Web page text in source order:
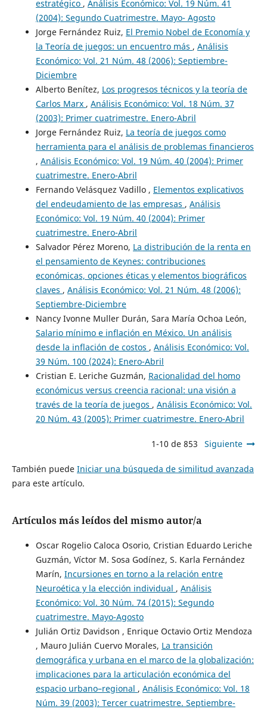
estratégico , Análisis Económico: Vol. 19 Núm. 41
(2004): Segundo Cuatrimestre. Mayo- Agosto
Jorge Fernández Ruiz, El Premio Nobel de Economía y
la Teoría de juegos: un encuentro más , Análisis
Económico: Vol. 21 Núm. 48 (2006): Septiembre-
Diciembre
Alberto Benítez, Los progresos técnicos y la teoría de
Carlos Marx , Análisis Económico: Vol. 18 Núm. 37
(2003): Primer cuatrimestre. Enero-Abril
Jorge Fernández Ruiz, La teoría de juegos como
herramienta para el análisis de problemas financieros
, Análisis Económico: Vol. 19 Núm. 40 (2004): Primer
cuatrimestre. Enero-Abril
Fernando Velásquez Vadillo , Elementos explicativos
del endeudamiento de las empresas , Análisis
Económico: Vol. 19 Núm. 40 (2004): Primer
cuatrimestre. Enero-Abril
Salvador Pérez Moreno, La distribución de la renta en
el pensamiento de Keynes: contribuciones
económicas, opciones éticas y elementos biográficos
claves , Análisis Económico: Vol. 21 Núm. 48 (2006):
Septiembre-Diciembre
Nancy Ivonne Muller Durán, Sara María Ochoa León,
Salario mínimo e inflación en México. Un análisis
desde la inflación de costos , Análisis Económico: Vol.
39 Núm. 100 (2024): Enero-Abril
Cristian E. Leriche Guzmán, Racionalidad del homo
económicus versus creencia racional: una visión a
través de la teoría de juegos , Análisis Económico: Vol.
20 Núm. 43 (2005): Primer cuatrimestre. Enero-Abril
1-10 de 853 Siguiente
También puede Iniciar una búsqueda de similitud avanzada
para este artículo.
Artículos más leídos del mismo autor/a
Oscar Rogelio Caloca Osorio, Cristian Eduardo Leriche
Guzmán, Víctor M. Sosa Godínez, S. Karla Fernández
Marín, Incursiones en torno a la relación entre
Neuroética y la elección individual , Análisis
Económico: Vol. 30 Núm. 74 (2015): Segundo
cuatrimestre. Mayo-Agosto
Julián Ortiz Davidson , Enrique Octavio Ortiz Mendoza
, Mauro Julián Cuervo Morales, La transición
demográfica y urbana en el marco de la globalización:
implicaciones para la articulación económica del
espacio urbano–regional , Análisis Económico: Vol. 18
Núm. 39 (2003): Tercer cuatrimestre. Septiembre-